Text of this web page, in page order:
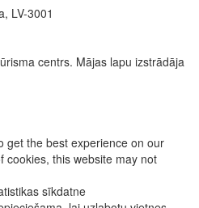
LV-3001
centrs. Mājas lapu izstrādāja
get the best experience on our
cookies, this website may not
sīkdatne